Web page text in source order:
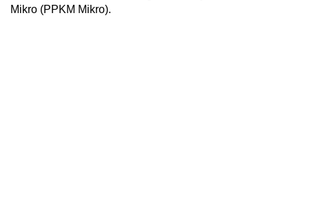
Mikro (PPKM Mikro).